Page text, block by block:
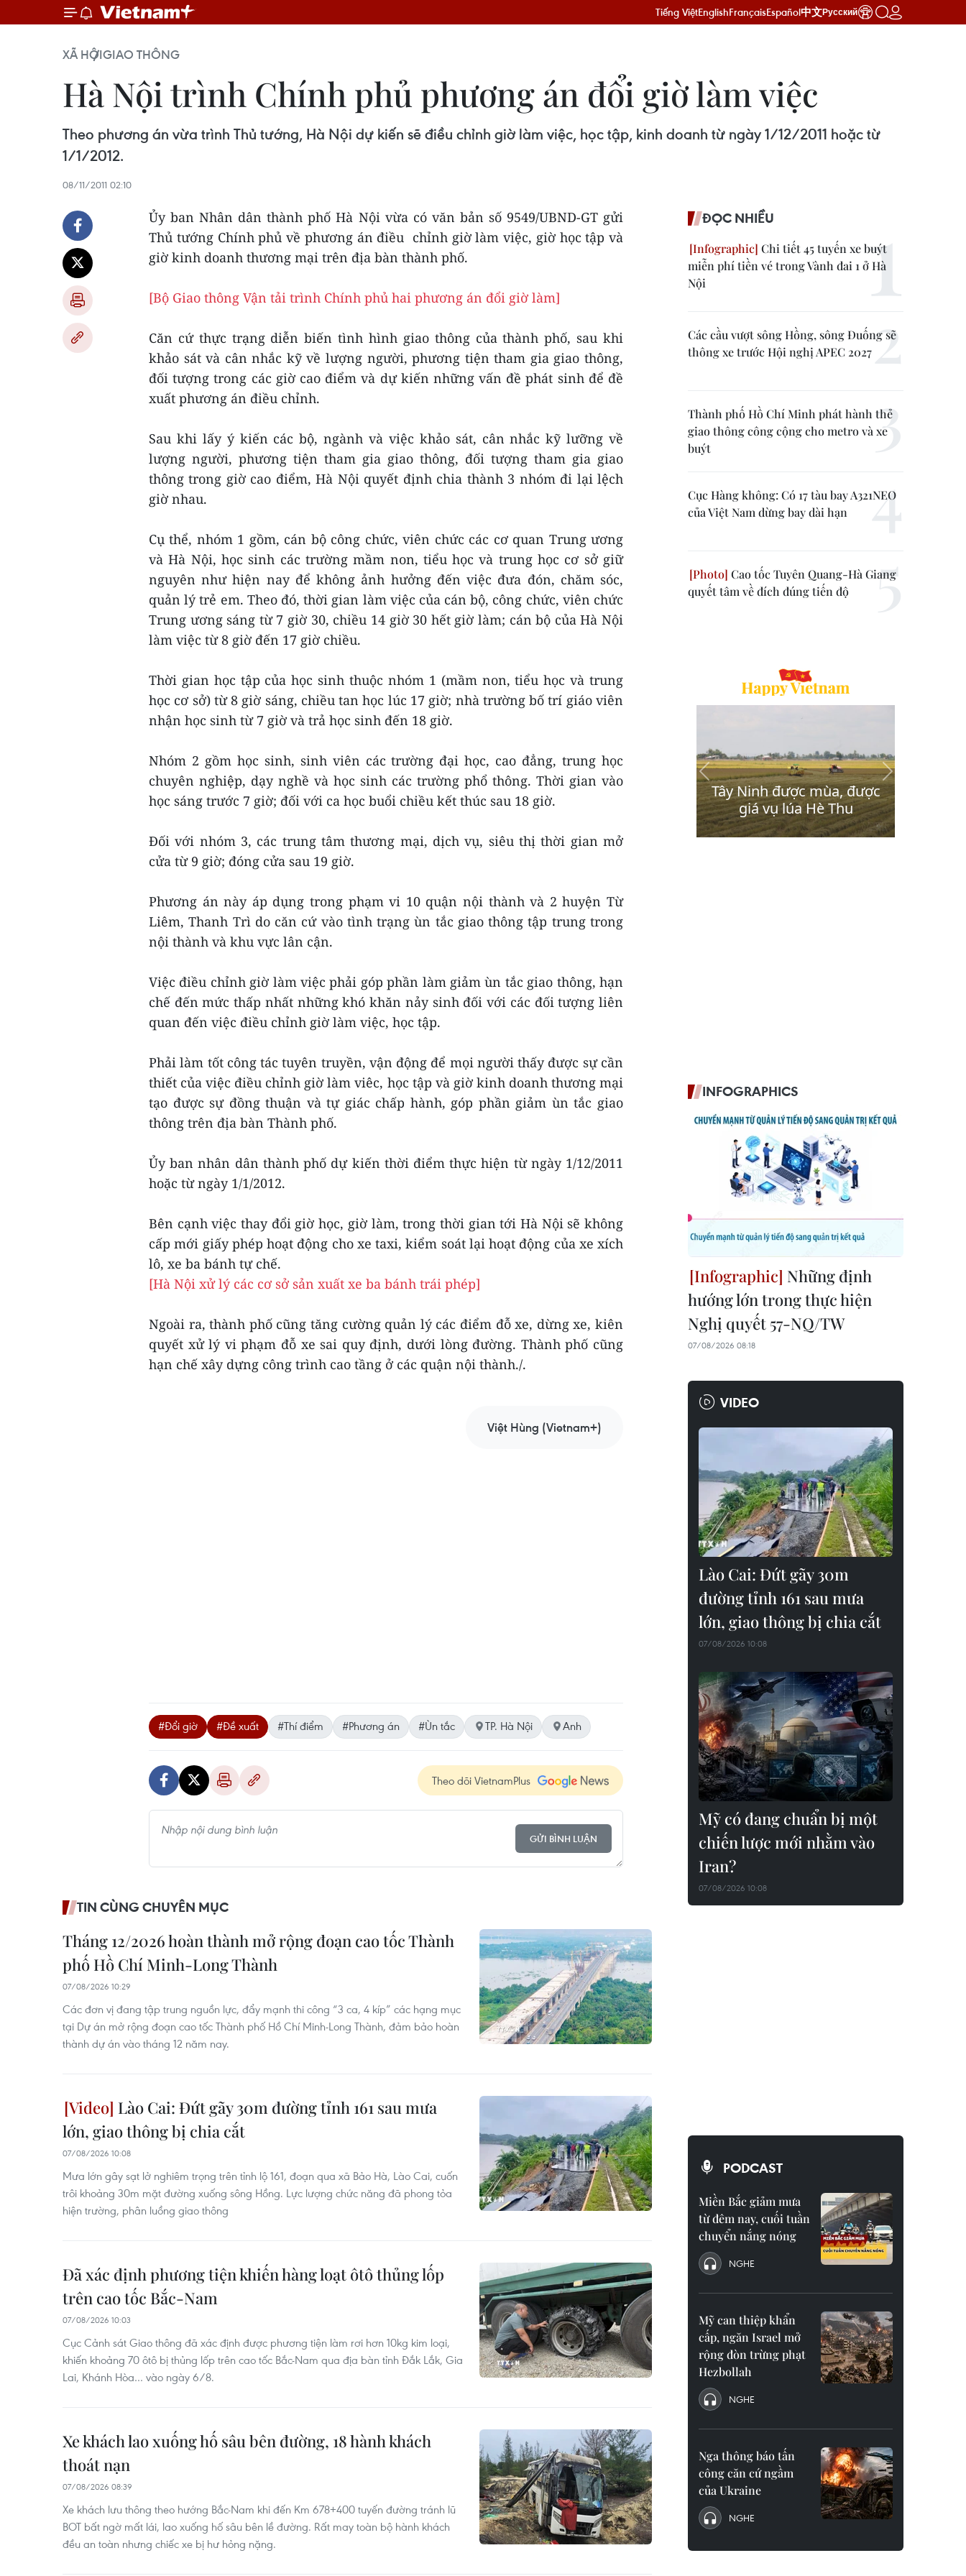
Tiếng ViệtEnglishFrançaisEspañol中文Русский
XÃ HỘIGIAO THÔNG
Hà Nội trình Chính phủ phương án đổi giờ làm việc
Theo phương án vừa trình Thủ tướng, Hà Nội dự kiến sẽ điều chỉnh giờ làm việc, học tập, kinh doanh từ ngày 1/12/2011 hoặc từ
1/1/2012.
08/11/2011 02:10
Ủy ban Nhân dân thành phố Hà Nội vừa có văn bản số 9549/UBND-GT gửi
Thủ tướng Chính phủ về phương án điều chỉnh giờ làm việc, giờ học tập và
giờ kinh doanh thương mại trên địa bàn thành phố.
[Bộ Giao thông Vận tải trình Chính phủ hai phương án đổi giờ làm]
Căn cứ thực trạng diễn biến tình hình giao thông của thành phố, sau khi
khảo sát và cân nhắc kỹ về lượng người, phương tiện tham gia giao thông,
đối tượng trong các giờ cao điểm và dự kiến những vấn đề phát sinh để đề
xuất phương án điều chỉnh.
Sau khi lấy ý kiến các bộ, ngành và việc khảo sát, cân nhắc kỹ lưỡng về
lượng người, phương tiện tham gia giao thông, đối tượng tham gia giao
thông trong giờ cao điểm, Hà Nội quyết định chia thành 3 nhóm đi lại lệch
giờ nhau.
Cụ thể, nhóm 1 gồm, cán bộ công chức, viên chức các cơ quan Trung ương
và Hà Nội, học sinh các trường mầm non, tiểu học và trung học cơ sở giữ
nguyên như hiện nay để không ảnh hưởng đến việc đưa đón, chăm sóc,
quản lý trẻ em. Theo đó, thời gian làm việc của cán bộ, công chức, viên chức
Trung ương sáng từ 7 giờ 30, chiều 14 giờ 30 hết giờ làm; cán bộ của Hà Nội
làm việc từ 8 giờ đến 17 giờ chiều.
Thời gian học tập của học sinh thuộc nhóm 1 (mầm non, tiểu học và trung
học cơ sở) từ 8 giờ sáng, chiều tan học lúc 17 giờ; nhà trường bố trí giáo viên
nhận học sinh từ 7 giờ và trả học sinh đến 18 giờ.
Nhóm 2 gồm học sinh, sinh viên các trường đại học, cao đẳng, trung học
chuyên nghiệp, dạy nghề và học sinh các trường phổ thông. Thời gian vào
học sáng trước 7 giờ; đối với ca học buổi chiều kết thúc sau 18 giờ.
Đối với nhóm 3, các trung tâm thương mại, dịch vụ, siêu thị thời gian mở
cửa từ 9 giờ; đóng cửa sau 19 giờ.
Phương án này áp dụng trong phạm vi 10 quận nội thành và 2 huyện Từ
Liêm, Thanh Trì do căn cứ vào tình trạng ùn tắc giao thông tập trung trong
nội thành và khu vực lân cận.
Việc điều chỉnh giờ làm việc phải góp phần làm giảm ùn tắc giao thông, hạn
chế đến mức thấp nhất những khó khăn nảy sinh đối với các đối tượng liên
quan đến việc điều chỉnh giờ làm việc, học tập.
Phải làm tốt công tác tuyên truyền, vận động để mọi người thấy được sự cần
thiết của việc điều chỉnh giờ làm viêc, học tập và giờ kinh doanh thương mại
tạo được sự đồng thuận và tự giác chấp hành, góp phần giảm ùn tắc giao
thông trên địa bàn Thành phố.
Ủy ban nhân dân thành phố dự kiến thời điểm thực hiện từ ngày 1/12/2011
hoặc từ ngày 1/1/2012.
Bên cạnh việc thay đổi giờ học, giờ làm, trong thời gian tới Hà Nội sẽ không
cấp mới giấy phép hoạt động cho xe taxi, kiểm soát lại hoạt động của xe xích
lô, xe ba bánh tự chế.
[Hà Nội xử lý các cơ sở sản xuất xe ba bánh trái phép]
Ngoài ra, thành phố cũng tăng cường quản lý các điểm đỗ xe, dừng xe, kiên
quyết xử lý vi phạm đỗ xe sai quy định, dưới lòng đường. Thành phố cũng
hạn chế xây dựng công trình cao tầng ở các quận nội thành./.
Việt Hùng (Vietnam+)
#Đổi giờ #Đề xuất #Thí điểm #Phương án #Ùn tắc TP. Hà Nội Anh
Theo dõi VietnamPlus
GỬI BÌNH LUẬN
TIN CÙNG CHUYÊN MỤC
Tháng 12/2026 hoàn thành mở rộng đoạn cao tốc Thành
phố Hồ Chí Minh-Long Thành
07/08/2026 10:29
Các đơn vị đang tập trung nguồn lực, đẩy mạnh thi công “3 ca, 4 kíp” các hạng mục
tại Dự án mở rộng đoạn cao tốc Thành phố Hồ Chí Minh-Long Thành, đảm bảo hoàn
thành dự án vào tháng 12 năm nay.
Lào Cai: Đứt gãy 30m đường tỉnh 161 sau mưa
lớn, giao thông bị chia cắt
07/08/2026 10:08
Mưa lớn gây sạt lở nghiêm trọng trên tỉnh lộ 161, đoạn qua xã Bảo Hà, Lào Cai, cuốn
trôi khoảng 30m mặt đường xuống sông Hồng. Lực lượng chức năng đã phong tỏa
hiện trường, phân luồng giao thông
Đã xác định phương tiện khiến hàng loạt ôtô thủng lốp
trên cao tốc Bắc-Nam
07/08/2026 10:03
Cục Cảnh sát Giao thông đã xác định được phương tiện làm rơi hơn 10kg kim loại,
khiến khoảng 70 ôtô bị thủng lốp trên cao tốc Bắc-Nam qua địa bàn tỉnh Đắk Lắk, Gia
Lai, Khánh Hòa… vào ngày 6/8.
Xe khách lao xuống hố sâu bên đường, 18 hành khách
thoát nạn
07/08/2026 08:39
Xe khách lưu thông theo hướng Bắc-Nam khi đến Km 678+400 tuyến đường tránh lũ
BOT bất ngờ mất lái, lao xuống hố sâu bên lề đường. Rất may toàn bộ hành khách
đều an toàn nhưng chiếc xe bị hư hỏng nặng.
ĐỌC NHIỀU
Chi tiết 45 tuyến xe buýt
miễn phí tiền vé trong Vành đai 1 ở Hà
Nội
Các cầu vượt sông Hồng, sông Đuống sẽ
thông xe trước Hội nghị APEC 2027
Thành phố Hồ Chí Minh phát hành thẻ
giao thông công cộng cho metro và xe
buýt
Cục Hàng không: Có 17 tàu bay A321NEO
của Việt Nam dừng bay dài hạn
Cao tốc Tuyên Quang-Hà Giang
quyết tâm về đích đúng tiến độ
INFOGRAPHICS
Những định
hướng lớn trong thực hiện
Nghị quyết 57-NQ/TW
07/08/2026 08:18
VIDEO
Lào Cai: Đứt gãy 30m
đường tỉnh 161 sau mưa
lớn, giao thông bị chia cắt
07/08/2026 10:08
Mỹ có đang chuẩn bị một
chiến lược mới nhằm vào
Iran?
07/08/2026 10:08
PODCAST
Miền Bắc giảm mưa
từ đêm nay, cuối tuần
chuyển nắng nóng
NGHE
Mỹ can thiệp khẩn
cấp, ngăn Israel mở
rộng đòn trừng phạt
Hezbollah
NGHE
Nga thông báo tấn
công căn cứ ngầm
của Ukraine
NGHE